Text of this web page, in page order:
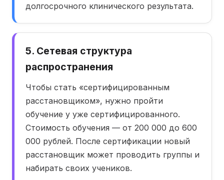
долгосрочного клинического результата.
5. Сетевая структура
распространения
Чтобы стать «сертифицированным
расстановщиком», нужно пройти
обучение у уже сертифицированного.
Стоимость обучения — от 200 000 до 600
000 рублей. После сертификации новый
расстановщик может проводить группы и
набирать своих учеников.